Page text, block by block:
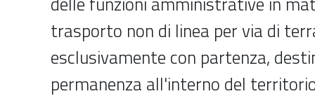
trasporto non di linea per via di
esclusivamente con partenza,
permanenza all'interno del